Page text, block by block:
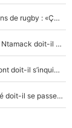
La raison d'être de Matthieu Jalibert en dehors des terrains de rugby : «Ça m'atteint autant que si tu touches à un membre de ma famille»
XV de France - Matthieu Jalibert a tout changé : Romain Ntamack doit-il s’inquiéter pour sa place à un an de la Coupe du monde ?
«Le XV de France est meilleur avec Lucu» : Antoine Dupont doit-il s’inquiéter pour sa place ?
Le XV de France a trouvé son remplaçant : Fabien Galthié doit-il se passer d'Antoine Dupont ?